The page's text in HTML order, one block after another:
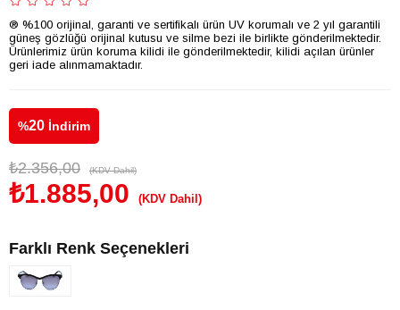
® %100 orijinal, garanti ve sertifikalı ürün UV korumalı ve 2 yıl garantili
güneş gözlüğü orijinal kutusu ve silme bezi ile birlikte gönderilmektedir.
Ürünlerimiz ürün koruma kilidi ile gönderilmektedir, kilidi açılan ürünler
geri iade alınmamaktadır.
%20 İndirim
₺2.356,00 (KDV Dahil)
₺1.885,00 (KDV Dahil)
Farklı Renk Seçenekleri